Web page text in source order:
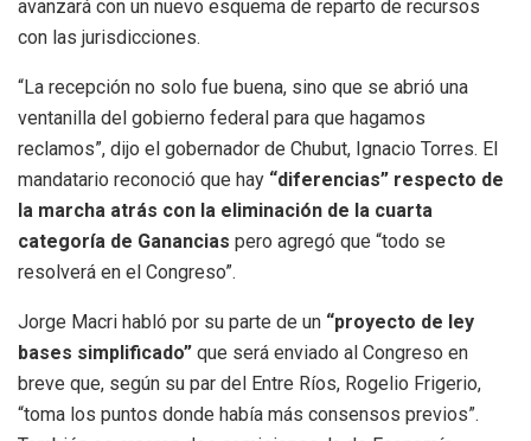
avanzará con un nuevo esquema de reparto de recursos
con las jurisdicciones.
“La recepción no solo fue buena, sino que se abrió una
ventanilla del gobierno federal para que hagamos
reclamos”, dijo el gobernador de Chubut, Ignacio Torres. El
mandatario reconoció que hay “diferencias” respecto de
la marcha atrás con la eliminación de la cuarta
categoría de Ganancias pero agregó que “todo se
resolverá en el Congreso”.
Jorge Macri habló por su parte de un “proyecto de ley
bases simplificado” que será enviado al Congreso en
breve que, según su par del Entre Ríos, Rogelio Frigerio,
“toma los puntos donde había más consensos previos”.